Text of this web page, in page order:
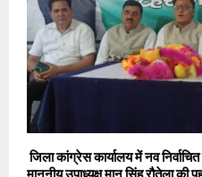
जिला कांग्रेस कार्यालय में नव